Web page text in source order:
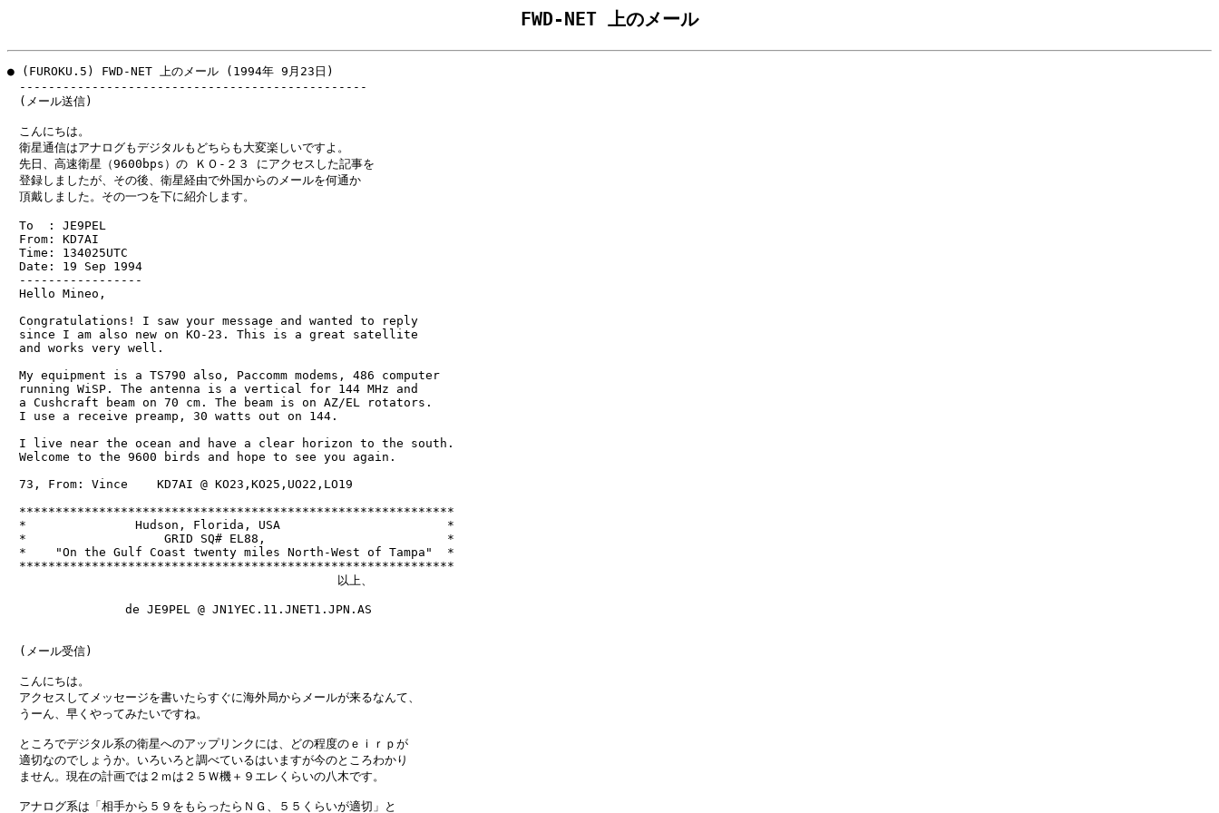
FWD-NET 上のメール
● (FUROKU.5) FWD-NET 上のメール (1994年 9月23日)
------------------------------------------------
(メール送信)
こんにちは。
衛星通信はアナログもデジタルもどちらも大変楽しいですよ。
先日、高速衛星（9600bps）の ＫＯ-２３ にアクセスした記事を
登録しましたが、その後、衛星経由で外国からのメールを何通か
頂戴しました。その一つを下に紹介します。
To  : JE9PEL
From: KD7AI
Time: 134025UTC
Date: 19 Sep 1994
-----------------
Hello Mineo,
Congratulations! I saw your message and wanted to reply
since I am also new on KO-23. This is a great satellite
and works very well.
My equipment is a TS790 also, Paccomm modems, 486 computer
running WiSP. The antenna is a vertical for 144 MHz and
a Cushcraft beam on 70 cm. The beam is on AZ/EL rotators.
I use a receive preamp, 30 watts out on 144.
I live near the ocean and have a clear horizon to the south.
Welcome to the 9600 birds and hope to see you again.
73, From: Vince    KD7AI @ KO23,KO25,UO22,LO19
************************************************************
*               Hudson, Florida, USA                       *
*                   GRID SQ# EL88,                         *
*    "On the Gulf Coast twenty miles North-West of Tampa"  *
************************************************************
以上、
de JE9PEL @ JN1YEC.11.JNET1.JPN.AS
(メール受信)
こんにちは。
アクセスしてメッセージを書いたらすぐに海外局からメールが来るなんて、
うーん、早くやってみたいですね。
ところでデジタル系の衛星へのアップリンクには、どの程度のｅｉｒｐが
適切なのでしょうか。いろいろと調べているはいますが今のところわかり
ません。現在の計画では２ｍは２５Ｗ機＋９エレくらいの八木です。
アナログ系は「相手から５９をもらったらＮＧ、５５くらいが適切」と